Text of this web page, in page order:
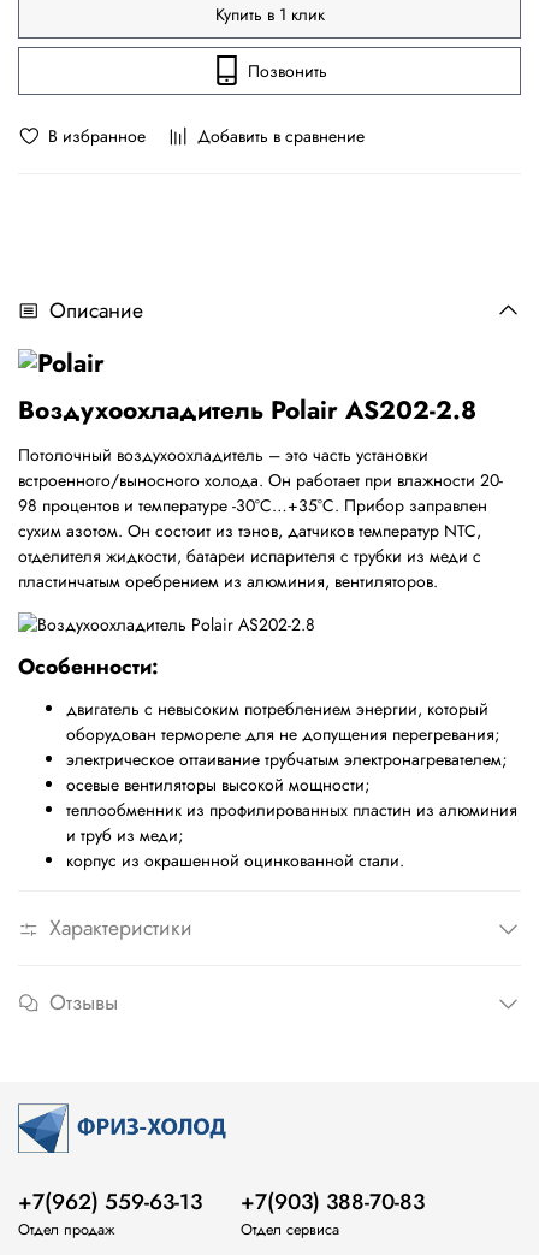
В избранное Добавить в сравнение
Купить в 1 клик
Позвонить
Описание
Воздухоохладитель Polair AS202-2.8
Потолочный воздухоохладитель – это часть установки
встроенного/выносного холода. Он работает при влажности 20-
98 процентов и температуре -30°С…+35°С. Прибор заправлен
сухим азотом. Он состоит из тэнов, датчиков температур NTC,
отделителя жидкости, батареи испарителя с трубки из меди с
пластинчатым оребрением из алюминия, вентиляторов.
Особенности:
двигатель с невысоким потреблением энергии, который
оборудован термореле для не допущения перегревания;
электрическое оттаивание трубчатым электронагревателем;
осевые вентиляторы высокой мощности;
теплообменник из профилированных пластин из алюминия
и труб из меди;
корпус из окрашенной оцинкованной стали.
Характеристики
Отзывы
+7(962) 559-63-13
Отдел продаж
+7(903) 388-70-83
Отдел сервиса